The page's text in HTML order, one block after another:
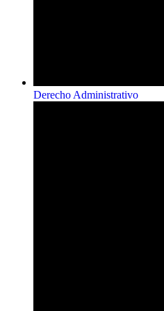
Derecho Administrativo